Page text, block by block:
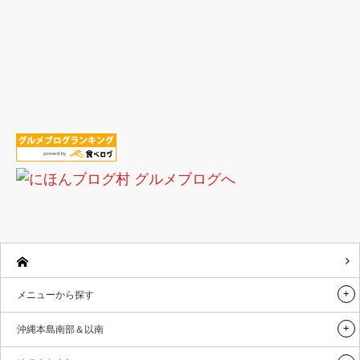
メニューから探す
沖縄本島南部＆以南